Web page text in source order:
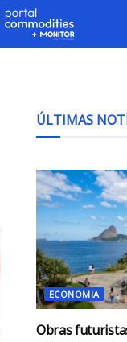
ÚLTIMAS
ECONOMIA
Obras